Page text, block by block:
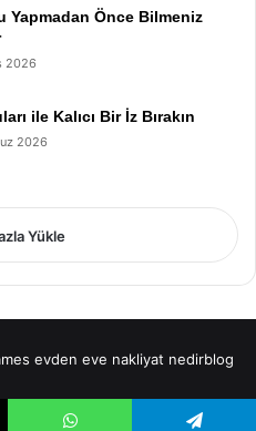
Yapmadan Önce Bilmeniz
2026
ile Kalıcı Bir İz Bırakın
2026
Yükle
evden eve nakliyat nedirblog